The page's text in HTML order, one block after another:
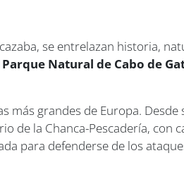
se entrelazan historia,
Parque Natural de Cabo de
más grandes de Europa.
de la Chanca-Pescadería, con
para defenderse de los